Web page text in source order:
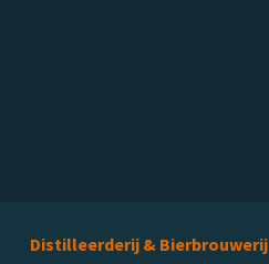
Distilleerderij & Bierbrouwerij